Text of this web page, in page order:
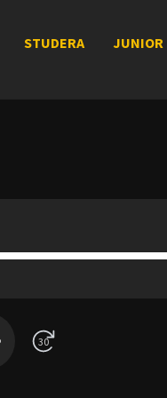
STUDERA JUNIOR
30